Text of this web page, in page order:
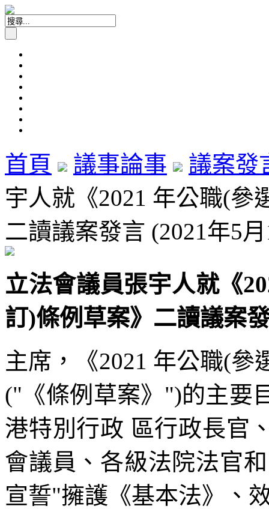
首頁 議事論事
議案發
宇人就《2021 年公職(參
二讀議案發言 (2021年5
立法會議員張宇人就《
訂)條例草案》二讀議案
主席，《2021 年公職(
("《條例草案》")的主要
港特別行政 區行政長官
會議員、各級法院法官
宣誓"擁護《基本法》、